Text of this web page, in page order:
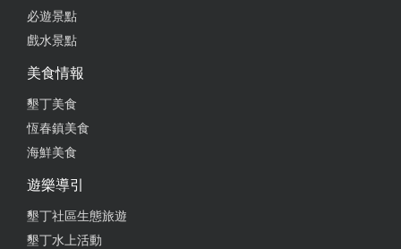
必遊景點
戲水景點
美食情報
墾丁美食
恆春鎮美食
海鮮美食
遊樂導引
墾丁社區生態旅遊
墾丁水上活動